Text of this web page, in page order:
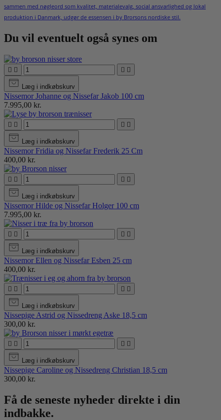
sammen med nøgleord som kvalitet, materialevalg, social ansvarlighed og lokal
produktion i Danmark, udgør de essensen i by Brorsons nordiske stil.
Du vil eventuelt også synes om
   
Læg i indkøbskurv
Nissemor Johanne og Nissefar Jakob 100 cm
7.995,00 kr.
   
Læg i indkøbskurv
Nissemor Fridia og Nissefar Frederik 25 Cm
400,00 kr.
   
Læg i indkøbskurv
Nissemor Hilde og Nissefar Holger 100 cm
7.995,00 kr.
   
Læg i indkøbskurv
Nissemor Ellen og Nissefar Esben 25 cm
400,00 kr.
   
Læg i indkøbskurv
Nissepige Astrid og Nissedreng Aske 18,5 cm
300,00 kr.
   
Læg i indkøbskurv
Nissepige Caroline og Nissedreng Christian 18,5 cm
300,00 kr.
Få de seneste nyheder direkte i din
indbakke.